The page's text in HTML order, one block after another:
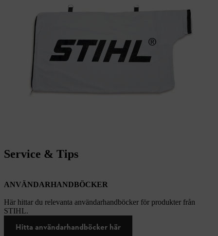
Service & Tips
ANVÄNDARHANDBÖCKER
Här hittar du relevanta användarhandböcker för produkter från
STIHL.
Hitta användarhandböcker här